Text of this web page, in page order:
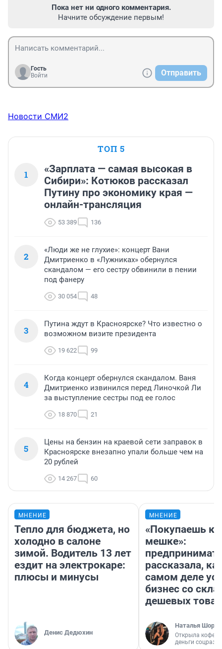
Пока нет ни одного комментария.
Начните обсуждение первым!
Гость
Войти
Отправить
Новости СМИ2
ТОП 5
1
«Зарплата — самая высокая в
Сибири»: Котюков рассказал
Путину про экономику края —
онлайн-трансляция
53 389 136
2
«Люди же не глухие»: концерт Вани
Дмитриенко в «Лужниках» обернулся
скандалом — его сестру обвинили в пении
под фанеру
30 054 48
3
Путина ждут в Красноярске? Что известно о
возможном визите президента
19 622 99
4
Когда концерт обернулся скандалом. Ваня
Дмитриенко извинился перед Линочкой Ли
за выступление сестры под ее голос
18 870 21
5
Цены на бензин на краевой сети заправок в
Красноярске внезапно упали больше чем на
20 рублей
14 267 60
МНЕНИЕ
Тепло для бюджета, но
холодно в салоне
зимой. Водитель 13 лет
ездит на электрокаре:
плюсы и минусы
Денис Дедюхин
МНЕНИЕ
«Покупаешь
мешке»:
рассказала,
самом деле
бизнес со
дешевых
Наталья
Открыла
деньги